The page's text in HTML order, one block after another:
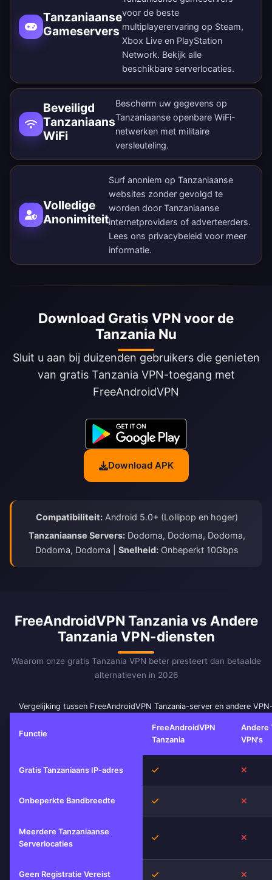
Tanzaniaanse
Gameservers
voor de beste
multiplayerervaring op Steam,
Xbox Live en PlayStation
Network. Bekijk alle
beschikbare serverlocaties.
Beveiligd
Tanzaniaans
WiFi
Bescherm uw gegevens op
Tanzaniaanse openbare WiFi-
netwerken met militaire
versleuteling.
Volledige
Anonimiteit
Surf anoniem op Tanzaniaanse
websites zonder gevolgd te
worden door Tanzaniaanse
internetproviders of adverteerders.
Lees ons privacybeleid voor meer
informatie.
Download Gratis VPN voor de
Tanzania Nu
Sluit u aan bij duizenden gebruikers die genieten
van gratis Tanzania VPN-toegang met
FreeAndroidVPN
Download APK
Compatibiliteit: Android 5.0+ (Lollipop en hoger)
Tanzaniaanse Servers: Dodoma, Dodoma, Dodoma,
Dodoma, Dodoma | Snelheid: Onbeperkt 10Gbps
FreeAndroidVPN Tanzania vs Andere
Tanzania VPN-diensten
Waarom onze gratis Tanzania VPN beter presteert dan betaalde
alternatieven in 2026
Vergelijking tussen FreeAndroidVPN Tanzania-server en andere
Functie
FreeAndroidVPN
Tanzania
Andere
VPN's
Gratis Tanzaniaans IP-adres Ja
Onbeperkte Bandbreedte Ja
Meerdere Tanzaniaanse
Serverlocaties
Ja
Geen Registratie Vereist Ja